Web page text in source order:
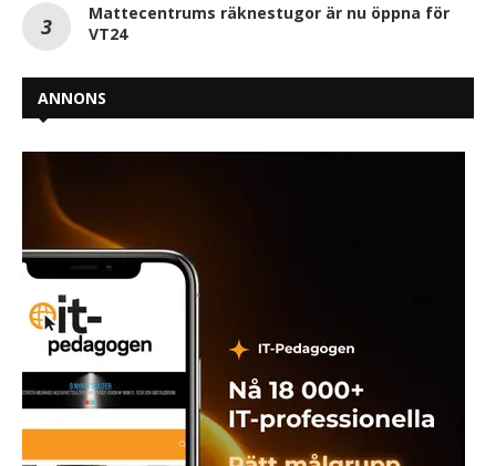
Mattecentrums räknestugor är nu öppna för
VT24
ANNONS